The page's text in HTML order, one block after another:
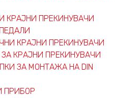
КРАЈНИ ПРЕКИНУВАЧИ
КРАЈНИ ПРЕКИНУВАЧИ
КРАЈНИ ПРЕКИНУВАЧИ
ЗА МОНТАЖА НА DIN
ПРИБОР